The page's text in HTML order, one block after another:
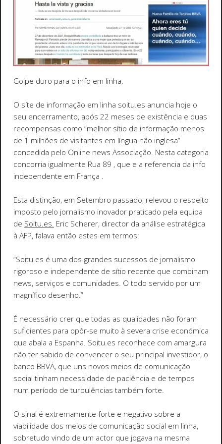
Golpe duro para o info em linha.
O síte de informação em linha soitu.es anuncia hoje o
seu encerramento, após 22 meses de existência e duas
recompensas como “melhor sítio de informação menos
de 1 milhões de visitantes em língua não inglesa”
concedida pelo Online news Associação. Nesta categoria
concorria igualmente Rua 89 , que e a referencia da info
independente em França .
Esta distinção, em Setembro passado, relevou o respeito
imposto pelo jornalismo inovador praticado pela equipa
de Soitu.es. Eric Scherer, director da análise estratégica
à AFP, falava então estes em termos:
“Soitu.es é uma dos grandes sucessos de jornalismo
rigoroso e independente de sítio recente que combinam
news, serviços e comunidades. O todo servido por um
magnífico desenho.”
É necessário crer que todas as qualidades não foram
suficientes para opôr-se muito à severa crise económica
que abala a Espanha. Soitu.es reconhece com amargura
não ter sabido de convencer o seu principal investidor, o
banco BBVA, que uns novos meios de comunicação
social tinham necessidade de paciência e de tempos
num período de turbulências também forte.
O sinal é extremamente forte e negativo sobre a
viabilidade dos meios de comunicação social em linha,
sobretudo vindo de um actor que jogava na mesma